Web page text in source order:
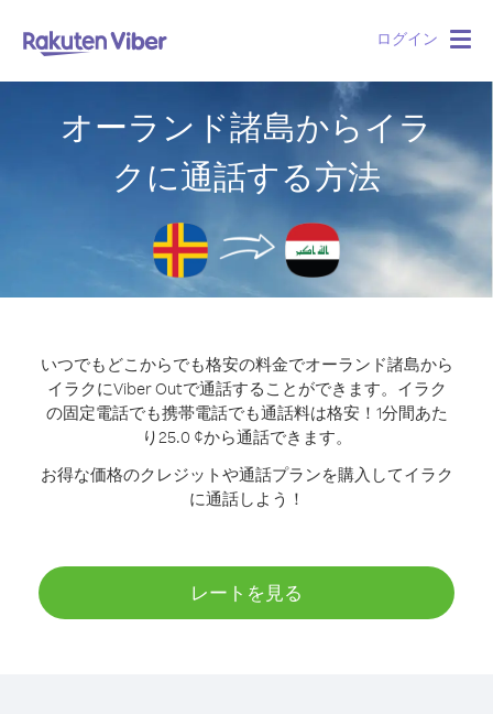
ログイン
オーランド諸島からイラ
クに通話する方法
いつでもどこからでも格安の料金でオーランド諸島から
イラクにViber Outで通話することができます。 イラク
の固定電話でも携帯電話でも通話料は格安！1分間あた
り25.0 ¢から通話できます。
お得な価格のクレジットや通話プランを購入してイラク
に通話しよう！
レートを見る